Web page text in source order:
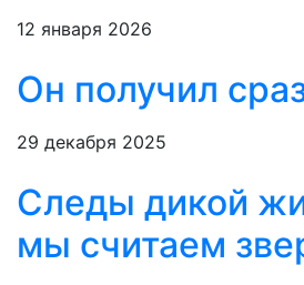
12 января 2026
Он получил
29 декабря 2025
Следы дикой
мы считаем